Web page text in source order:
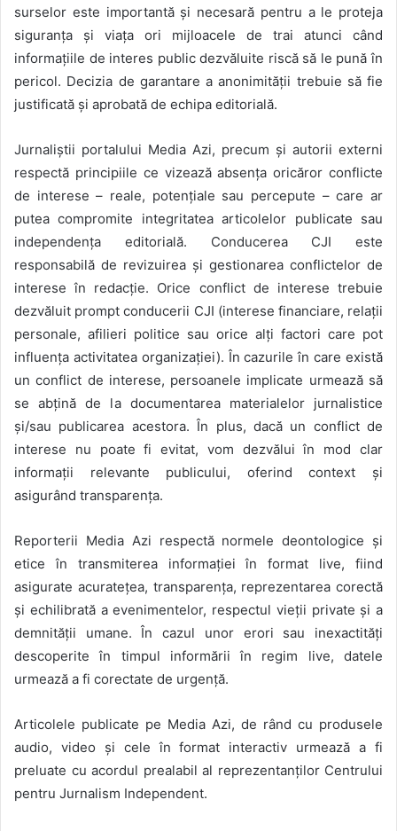
surselor este importantă și necesară pentru a le proteja
siguranța și viața ori mijloacele de trai atunci când
informațiile de interes public dezvăluite riscă să le pună în
pericol. Decizia de garantare a anonimității trebuie să fie
justificată și aprobată de echipa editorială.
Jurnaliștii portalului Media Azi, precum și autorii externi
respectă principiile ce vizează absența oricăror conflicte
de interese – reale, potențiale sau percepute – care ar
putea compromite integritatea articolelor publicate sau
independența editorială. Conducerea CJI este
responsabilă de revizuirea și gestionarea conflictelor de
interese în redacție. Orice conflict de interese trebuie
dezvăluit prompt conducerii CJI (interese financiare, relații
personale, afilieri politice sau orice alți factori care pot
influența activitatea organizației). În cazurile în care există
un conflict de interese, persoanele implicate urmează să
se abțină de la documentarea materialelor jurnalistice
și/sau publicarea acestora. În plus, dacă un conflict de
interese nu poate fi evitat, vom dezvălui în mod clar
informații relevante publicului, oferind context și
asigurând transparența.
Reporterii Media Azi respectă normele deontologice și
etice în transmiterea informației în format live, fiind
asigurate acuratețea, transparența, reprezentarea corectă
și echilibrată a evenimentelor, respectul vieții private și a
demnității umane. În cazul unor erori sau inexactități
descoperite în timpul informării în regim live, datele
urmează a fi corectate de urgență.
Articolele publicate pe Media Azi, de rând cu produsele
audio, video și cele în format interactiv urmează a fi
preluate cu acordul prealabil al reprezentanților Centrului
pentru Jurnalism Independent.